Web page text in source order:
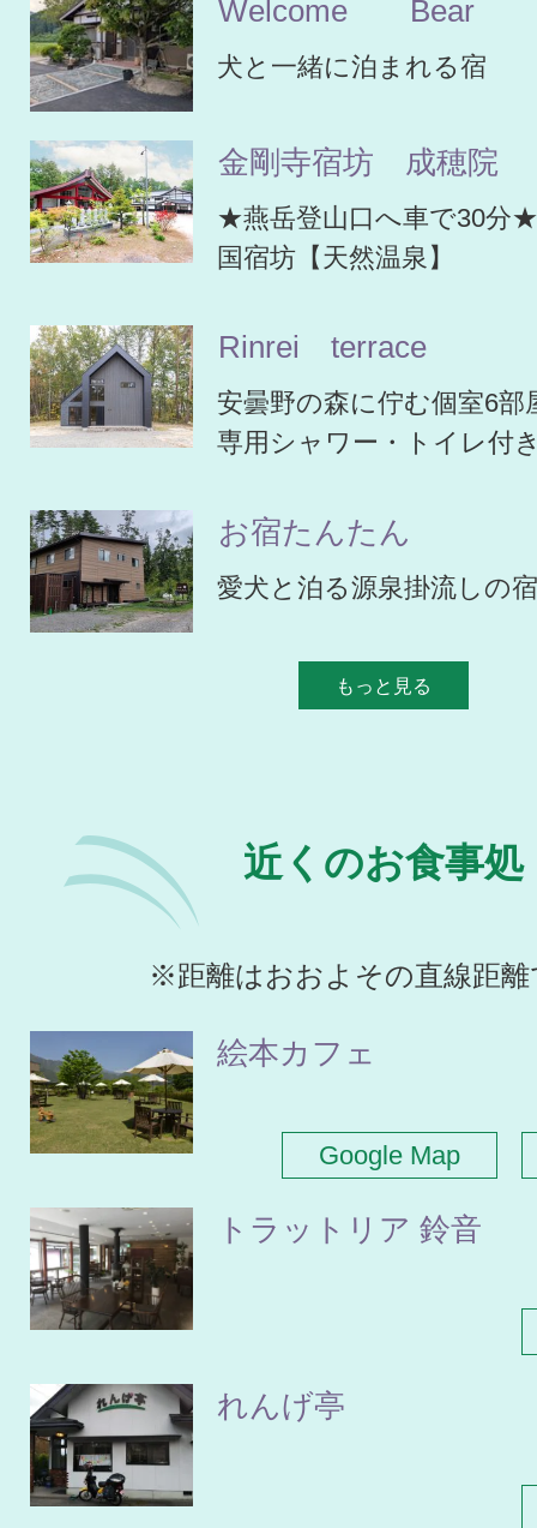
Welcome Bear
犬と一緒に泊まれる宿
金剛寺宿坊 成穂院
★燕岳登山口へ車で30分
国宿坊【天然温泉】
Rinrei terrace
安曇野の森に佇む個室6部
専用シャワー・トイレ付
お宿たんたん
愛犬と泊る源泉掛流しの
もっと見る
近くのお食事処
※距離はおおよその直線距離
絵本カフェ
Google Map
トラットリア 鈴音
れんげ亭